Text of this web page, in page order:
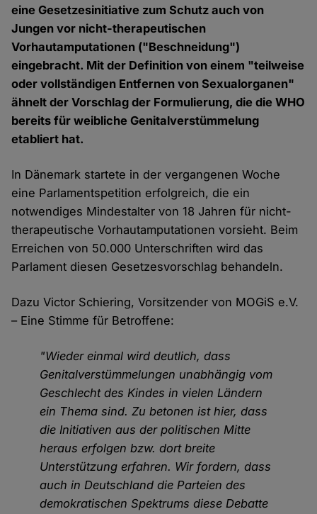
eine Gesetzesinitiative zum Schutz auch von
Jungen vor nicht-therapeutischen
Vorhautamputationen ("Beschneidung")
eingebracht. Mit der Definition von einem "teilweise
oder vollständigen Entfernen von Sexualorganen"
ähnelt der Vorschlag der Formulierung, die die WHO
bereits für weibliche Genitalverstümmelung
etabliert hat.
In Dänemark startete in der vergangenen Woche
eine Parlamentspetition erfolgreich, die ein
notwendiges Mindestalter von 18 Jahren für nicht-
therapeutische Vorhautamputationen vorsieht. Beim
Erreichen von 50.000 Unterschriften wird das
Parlament diesen Gesetzesvorschlag behandeln.
Dazu Victor Schiering, Vorsitzender von MOGiS e.V.
– Eine Stimme für Betroffene:
"Wieder einmal wird deutlich, dass
Genitalverstümmelungen unabhängig vom
Geschlecht des Kindes in vielen Ländern
ein Thema sind. Zu betonen ist hier, dass
die Initiativen aus der politischen Mitte
heraus erfolgen bzw. dort breite
Unterstützung erfahren. Wir fordern, dass
auch in Deutschland die Parteien des
demokratischen Spektrums diese Debatte